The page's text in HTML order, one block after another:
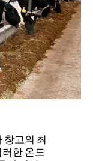
창고의 최
러한 온도